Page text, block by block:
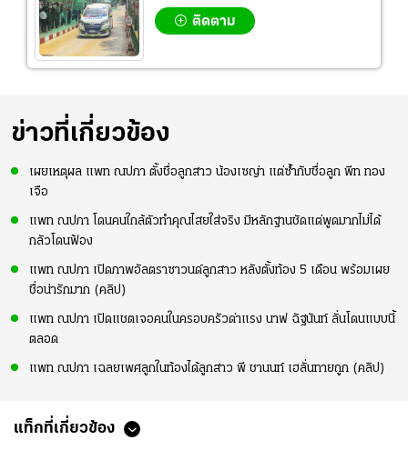
ติดตาม
ข่าวที่เกี่ยวข้อง
เผยเหตุผล แพท ณปภา ตั้งชื่อลูกสาว น้องเซญ่า แต่ซ้ำกับชื่อลูก พีท ทอง
เจือ
แพท ณปภา โดนคนใกล้ตัวทำคุณไสยใส่จริง มีหลักฐานชัดแต่พูดมากไม่ได้
กลัวโดนฟ้อง
แพท ณปภา เปิดภาพอัลตราซาวนด์ลูกสาว หลังตั้งท้อง 5 เดือน พร้อมเผย
ชื่อน่ารักมาก (คลิป)
แพท ณปภา เปิดแชตเจอคนในครอบครัวด่าแรง นาฟ ฉัฐนันท์ ลั่นโดนแบบนี้
ตลอด
แพท ณปภา เฉลยเพศลูกในท้องได้ลูกสาว พี ชานนท์ เฮลั่นทายถูก (คลิป)
แท็กที่เกี่ยวข้อง